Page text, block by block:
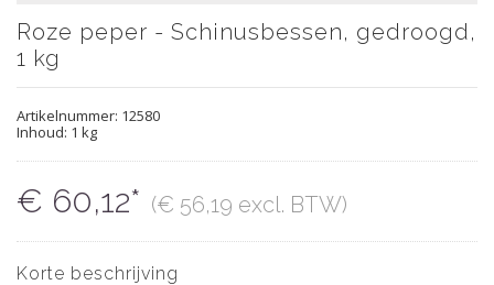
Roze peper - Schinusbessen, gedroogd,
1 kg
Artikelnummer: 12580
Inhoud: 1 kg
€ 60,12* (€ 56,19 excl. BTW)
Korte beschrijving